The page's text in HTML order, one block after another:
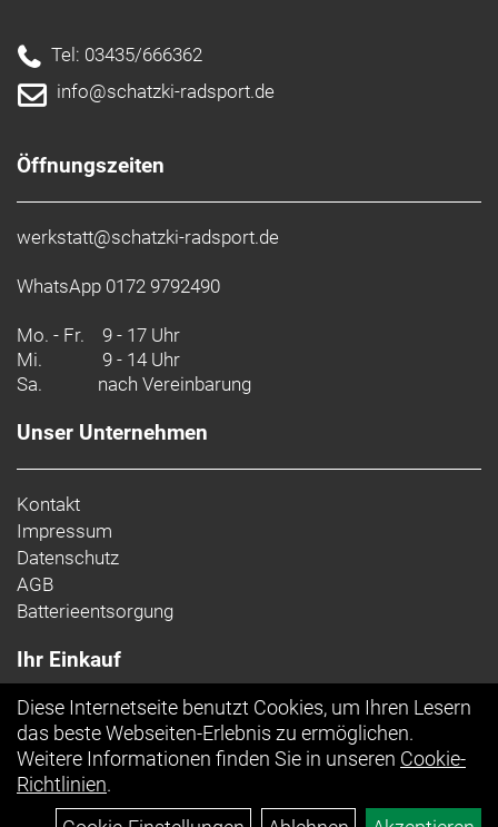
Tel: 03435/666362
info@schatzki-radsport.de
Öffnungszeiten
werkstatt@schatzki-radsport.de
WhatsApp 0172 9792490
Mo. - Fr. 9 - 17 Uhr
Mi.
9 - 14 Uhr
Sa.
nach Vereinbarung
Unser Unternehmen
Kontakt
Impressum
Datenschutz
AGB
Batterieentsorgung
Ihr Einkauf
Top Artikel
Diese Internetseite benutzt Cookies, um Ihren Lesern
das beste Webseiten-Erlebnis zu ermöglichen.
Weitere Informationen finden Sie in unseren Cookie-
Richtlinien.